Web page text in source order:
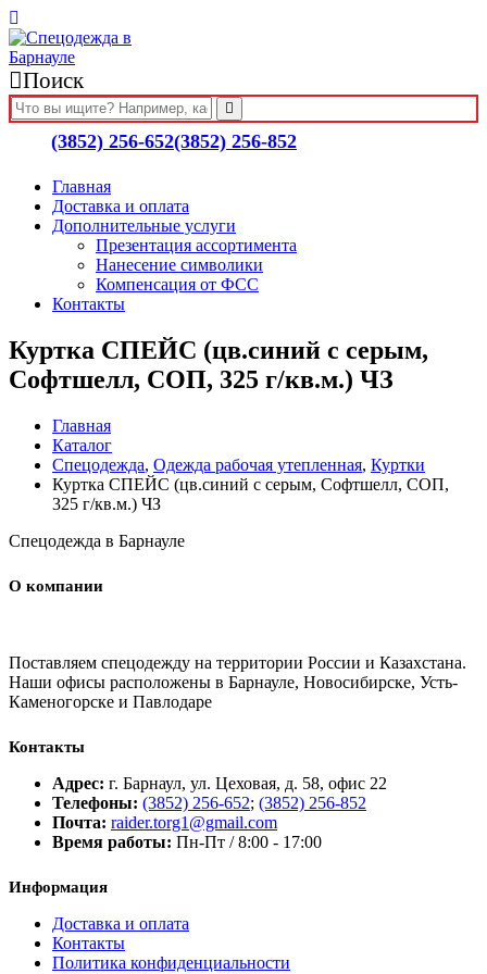
Поиск
(3852) 256-652(3852) 256-852
Главная
Доставка и оплата
Дополнительные услуги
Презентация ассортимента
Нанесение символики
Компенсация от ФСС
Контакты
Куртка СПЕЙС (цв.синий с серым,
Софтшелл, СОП, 325 г/кв.м.) ЧЗ
Главная
Каталог
Спецодежда, Одежда рабочая утепленная, Куртки
Куртка СПЕЙС (цв.синий с серым, Софтшелл, СОП,
325 г/кв.м.) ЧЗ
Спецодежда в Барнауле
О компании
Поставляем спецодежду на территории России и Казахстана.
Наши офисы расположены в Барнауле, Новосибирске, Усть-
Каменогорске и Павлодаре
Контакты
Адрес: г. Барнаул, ул. Цеховая, д. 58, офис 22
Телефоны: (3852) 256-652; (3852) 256-852
Почта: raider.torg1@gmail.com
Время работы: Пн-Пт / 8:00 - 17:00
Информация
Доставка и оплата
Контакты
Политика конфиденциальности